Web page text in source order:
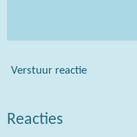
Verstuur reactie
Reacties